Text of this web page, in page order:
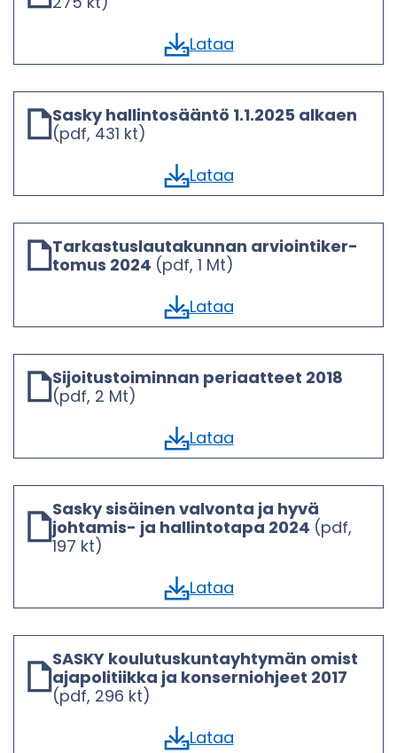
Lataa
Sasky hal­lin­to­sään­tö 1.1.2025 al­kaen
(pdf, 431 kt)
Lataa
Tar­kas­tus­lau­ta­kun­nan ar­vioin­ti­ker­
to­mus 2024 (pdf, 1 Mt)
Lataa
Si­joi­tus­toi­min­nan pe­ri­aat­teet 2018
(pdf, 2 Mt)
Lataa
Sasky si­säi­nen val­von­ta ja hyvä
johtamis-​ ja hal­lin­to­ta­pa 2024 (pdf,
197 kt)
Lataa
SASKY kou­lu­tus­kun­tayh­ty­män omis­t
a­ja­po­li­tiik­ka ja kon­ser­nioh­jeet 2017
(pdf, 296 kt)
Lataa